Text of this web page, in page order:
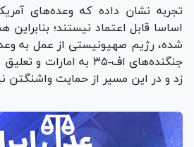
تجربه نشان داده که وعده‌های
اساسا قابل اعتماد نیستند؛ بنابراین
شده، رژیم صهیونیستی از عمل به
جنگنده‌های اف-۳۵ به
زد و در این مسیر از حمایت واشنگتن